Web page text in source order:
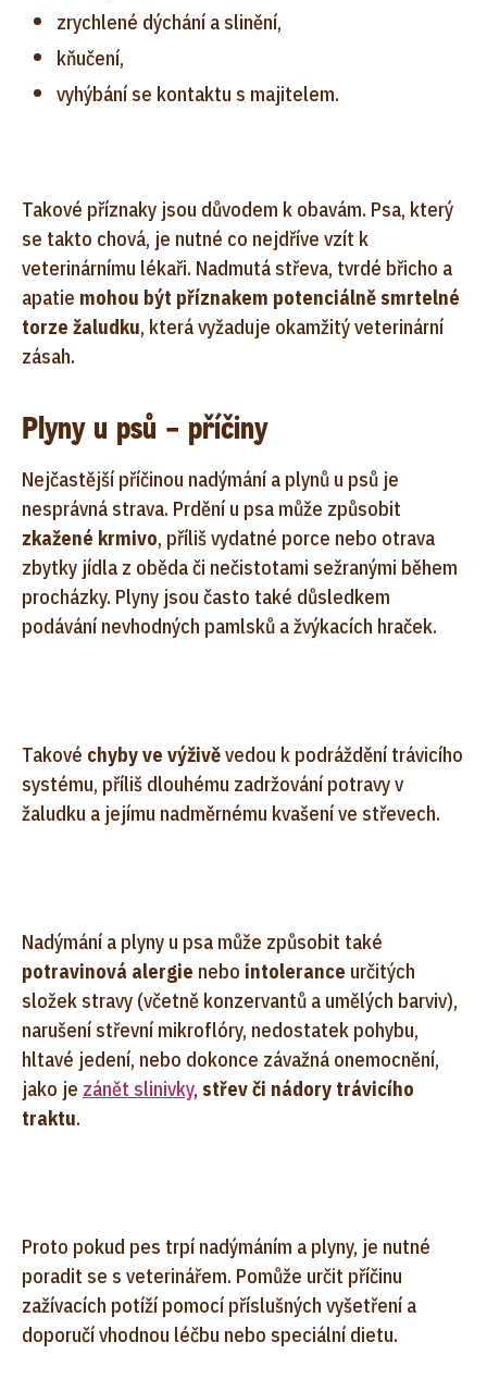
zrychlené dýchání a slinění,
kňučení,
vyhýbání se kontaktu s majitelem.
Takové příznaky jsou důvodem k obavám. Psa, který
se takto chová, je nutné co nejdříve vzít k
veterinárnímu lékaři. Nadmutá střeva, tvrdé břicho a
apatie mohou být příznakem potenciálně smrtelné
torze žaludku, která vyžaduje okamžitý veterinární
zásah.
Plyny u psů – příčiny
Nejčastější příčinou nadýmání a plynů u psů je
nesprávná strava. Prdění u psa může způsobit
zkažené krmivo, příliš vydatné porce nebo otrava
zbytky jídla z oběda či nečistotami sežranými během
procházky. Plyny jsou často také důsledkem
podávání nevhodných pamlsků a žvýkacích hraček.
Takové chyby ve výživěvedou k podráždění trávicího
systému, příliš dlouhému zadržování potravy v
žaludku a jejímu nadměrnému kvašení ve střevech.
Nadýmání a plyny u psa může způsobit také
potravinová alergie nebo intolerance určitých
složek stravy (včetně konzervantů a umělých barviv),
narušení střevní mikroflóry, nedostatek pohybu,
hltavé jedení, nebo dokonce závažná onemocnění,
jako je zánět slinivky, střev či nádory trávicího
traktu.
Proto pokud pes trpí nadýmáním a plyny, je nutné
poradit se s veterinářem. Pomůže určit příčinu
zažívacích potíží pomocí příslušných vyšetření a
doporučí vhodnou léčbu nebo speciální dietu.